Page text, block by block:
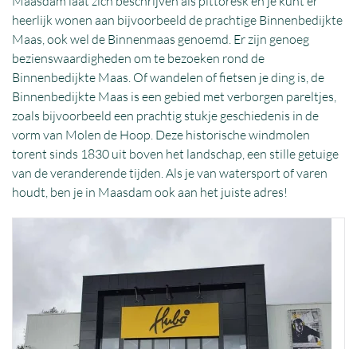
heerlijk wonen aan bijvoorbeeld de prachtige Binnenbedijkte
Maas, ook wel de Binnenmaas genoemd. Er zijn genoeg
bezienswaardigheden om te bezoeken rond de
Binnenbedijkte Maas. Of wandelen of fietsen je ding is, de
Binnenbedijkte Maas is een gebied met verborgen pareltjes,
zoals bijvoorbeeld een prachtig stukje geschiedenis in de
vorm van Molen de Hoop. Deze historische windmolen
torent sinds 1830 uit boven het landschap, een stille getuige
van de veranderende tijden. Als je van watersport of varen
houdt, ben je in Maasdam ook aan het juiste adres!